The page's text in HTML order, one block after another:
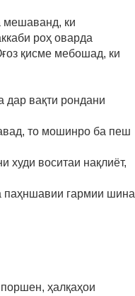
мешаванд, ки
роҳ оварда
қисме мебошад, ки
дар вақти рондани
то мошинро ба пеш
худи воситаи нақлиёт,
паҳншавии гармии шина
ҳалқаҳои